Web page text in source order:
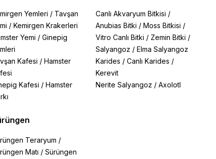
Yemleri / Tavşan
/ Kemirgen Krakerleri
Yemi / Ginepig
Kafesi / Hamster
Kafesi / Hamster
Teraryum /
Matı / Sürüngen
Canlı Akvaryum Bitkisi /
Anubias Bitki /Moss Bitkisi /
Vitro Canlı Bitki / Zemin Bitki /
Salyangoz /Elma Salyangoz
Karides /Canlı Karides /
Kerevit
Nerite Salyangoz /Axolotl